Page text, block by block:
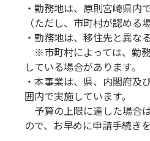
・勤務地は、原則宮崎県内
（ただし、市町村が認める
・勤務地は、移住先と異な
※市町村によっては、勤
している場合があります。
・本事業は、県、内閣府及
囲内で実施しています。
予算の上限に達した場合
ので、お早めに申請手続き